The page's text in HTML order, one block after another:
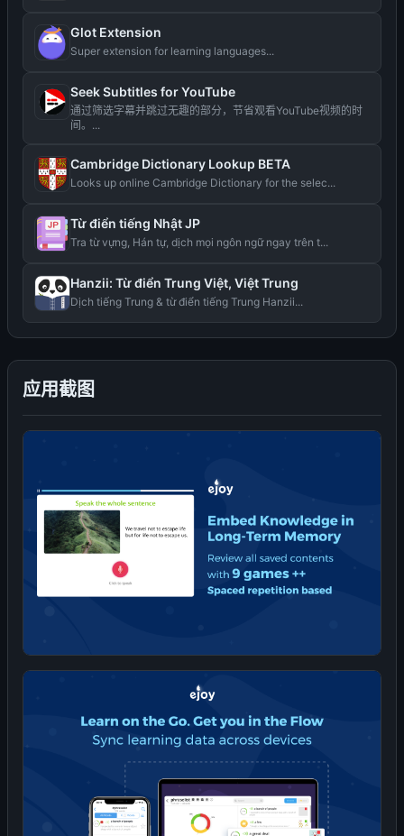
应用截图
Glot Extension
Super extension for learning languages...
Seek Subtitles for YouTube
通过筛选字幕并跳过无趣的部分，节省观看YouTube视频的时
间。...
Cambridge Dictionary Lookup BETA
Looks up online Cambridge Dictionary for the selec...
Từ điển tiếng Nhật JP
Tra từ vựng, Hán tự, dịch mọi ngôn ngữ ngay trên t...
Hanzii: Từ điển Trung Việt, Việt Trung
Dịch tiếng Trung & từ điển tiếng Trung Hanzii...